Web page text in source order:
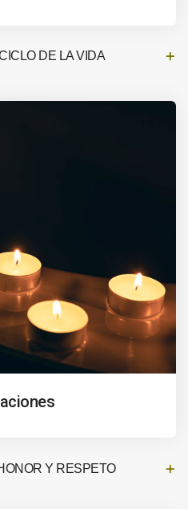
DE LA VIDA
Y RESPETO